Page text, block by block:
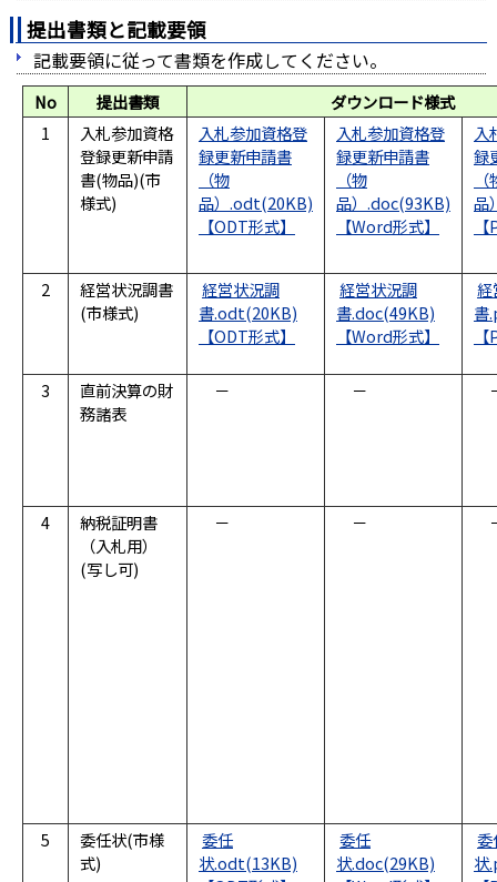
提出書類と記載要領
記載要領に従って書類を作成してください。
No 提出書類
ダウンロード様式
1
入札参加資格
登録更新申請
書(物品)(市
様式)
入札参加資格登
録更新申請書
（物
品）.odt(20KB)
入札参加資格登
録更新申請書
（物
品）.doc(93KB)
入
録
品
2
経営状況調書
(市様式)
経営状況調
書.odt(20KB)
経営状況調
書.doc(49KB)
経
書
3
直前決算の財
務諸表
－ －
4
納税証明書
（入札用）
(写し可)
－ －
5
委任状(市様
式)
委任
状.odt(13KB)
委任
状.doc(29KB)
委
状